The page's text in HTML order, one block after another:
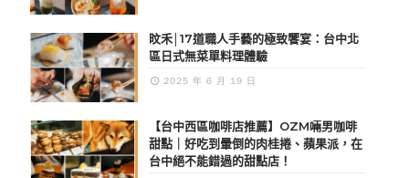
旼禾│17道職人手藝的極致饗宴：台中北
區日式無菜單料理體驗
2025 年 6 月 19 日
【台中西區咖啡店推薦】OZM啢男咖啡
甜點｜好吃到暈倒的肉桂捲、蘋果派，在
台中絕不能錯過的甜點店！